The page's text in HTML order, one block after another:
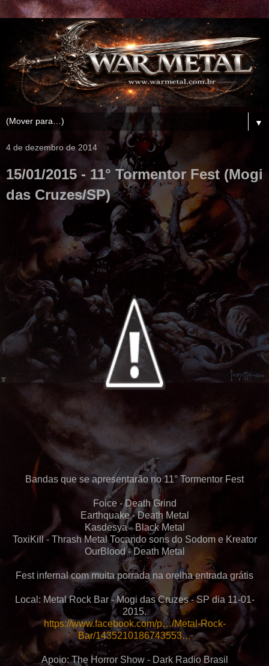
▼
4 de dezembro de 2014
15/01/2015 - 11° Tormentor Fest (Mogi
das Cruzes/SP)
Bandas que se apresentarão no 11° Tormentor Fest
Foice - Death Grind
Earthquake - Death Metal
Kasdesya - Black Metal
ToxiKill - Thrash Metal Tocando sons do Sodom e Kreator
OurBlood - Death Metal
Fest infernal com muita porrada na orelha entrada grátis
Local: Metal Rock Bar - Mogi das Cruzes - SP dia 11-01-
2015.
https://www.facebook.com/p…/Metal-Rock-
Bar/1435210186743553…
Apoio: The Horror Show - Dark Radio Brasil